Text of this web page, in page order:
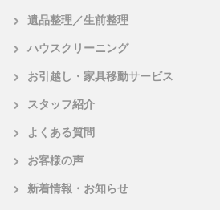
遺品整理／生前整理
ハウスクリーニング
お引越し・家具移動サービス
スタッフ紹介
よくある質問
お客様の声
新着情報・お知らせ